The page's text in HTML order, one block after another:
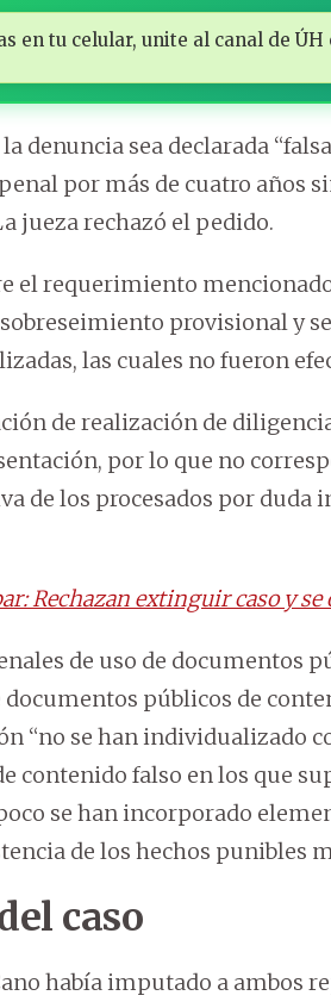
en tu celular, unite al canal de ÚH
denuncia sea declarada
por más de cuatro años
jueza rechazó el pedido.
el requerimiento
sobreseimiento provisional y
las cuales no fueron
de realización de
por lo que no
de los procesados por duda
Rechazan extinguir caso y
de uso de documentos
públicos de
“no se han individualizado
contenido falso en los que
se han incorporado
de los hechos punibles
caso
había imputado a ambos